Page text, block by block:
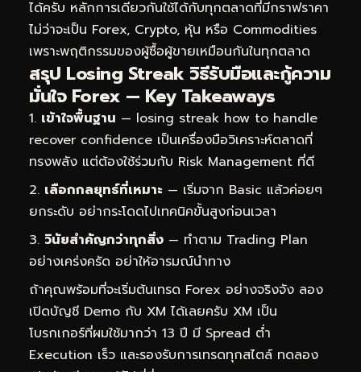
ได้ครับ หลักการเดียวกันใช้ได้กับทุกตลาดที่มีกราฟราคา
ไม่ว่าจะเป็น Forex, Crypto, หุ้น หรือ Commodities
เพราะพฤติกรรมของผู้ซื้อผู้ขายเหมือนกันในทุกตลาด
สรุป Losing Streak วิธีรับมือและกู้ความ
มั่นใจ Forex — Key Takeaways
เข้าใจพื้นฐาน — losing streak how to handle
recover confidence เป็นเครื่องมือวิเคราะห์ตลาดที่
ทรงพลัง แต่ต้องใช้ร่วมกับ Risk Management ที่ดี
เลือกกลยุทธ์ที่เหมาะ — เริ่มจาก Basic แล้วค่อยๆ
ยกระดับ อย่ากระโดดไปเทคนิคขั้นสูงก่อนเวลา
วินัยสำคัญกว่าทุกสิ่ง — ทำตาม Trading Plan
อย่างเคร่งครัด อย่าให้อารมณ์นำทาง
ถ้าคุณพร้อมที่จะเริ่มต้นเทรด Forex อย่างจริงจัง ลอง
เปิดบัญชี Demo กับ XM ได้เลยครับ XM เป็น
โบรกเกอร์ที่ผมใช้มากว่า 13 ปี มี Spread ต่ำ
Execution เร็ว และรองรับการเทรดทุกสไตล์ ทดลอง